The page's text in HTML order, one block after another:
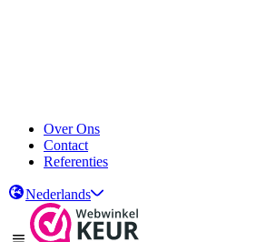
Over Ons
Contact
Referenties
Nederlands